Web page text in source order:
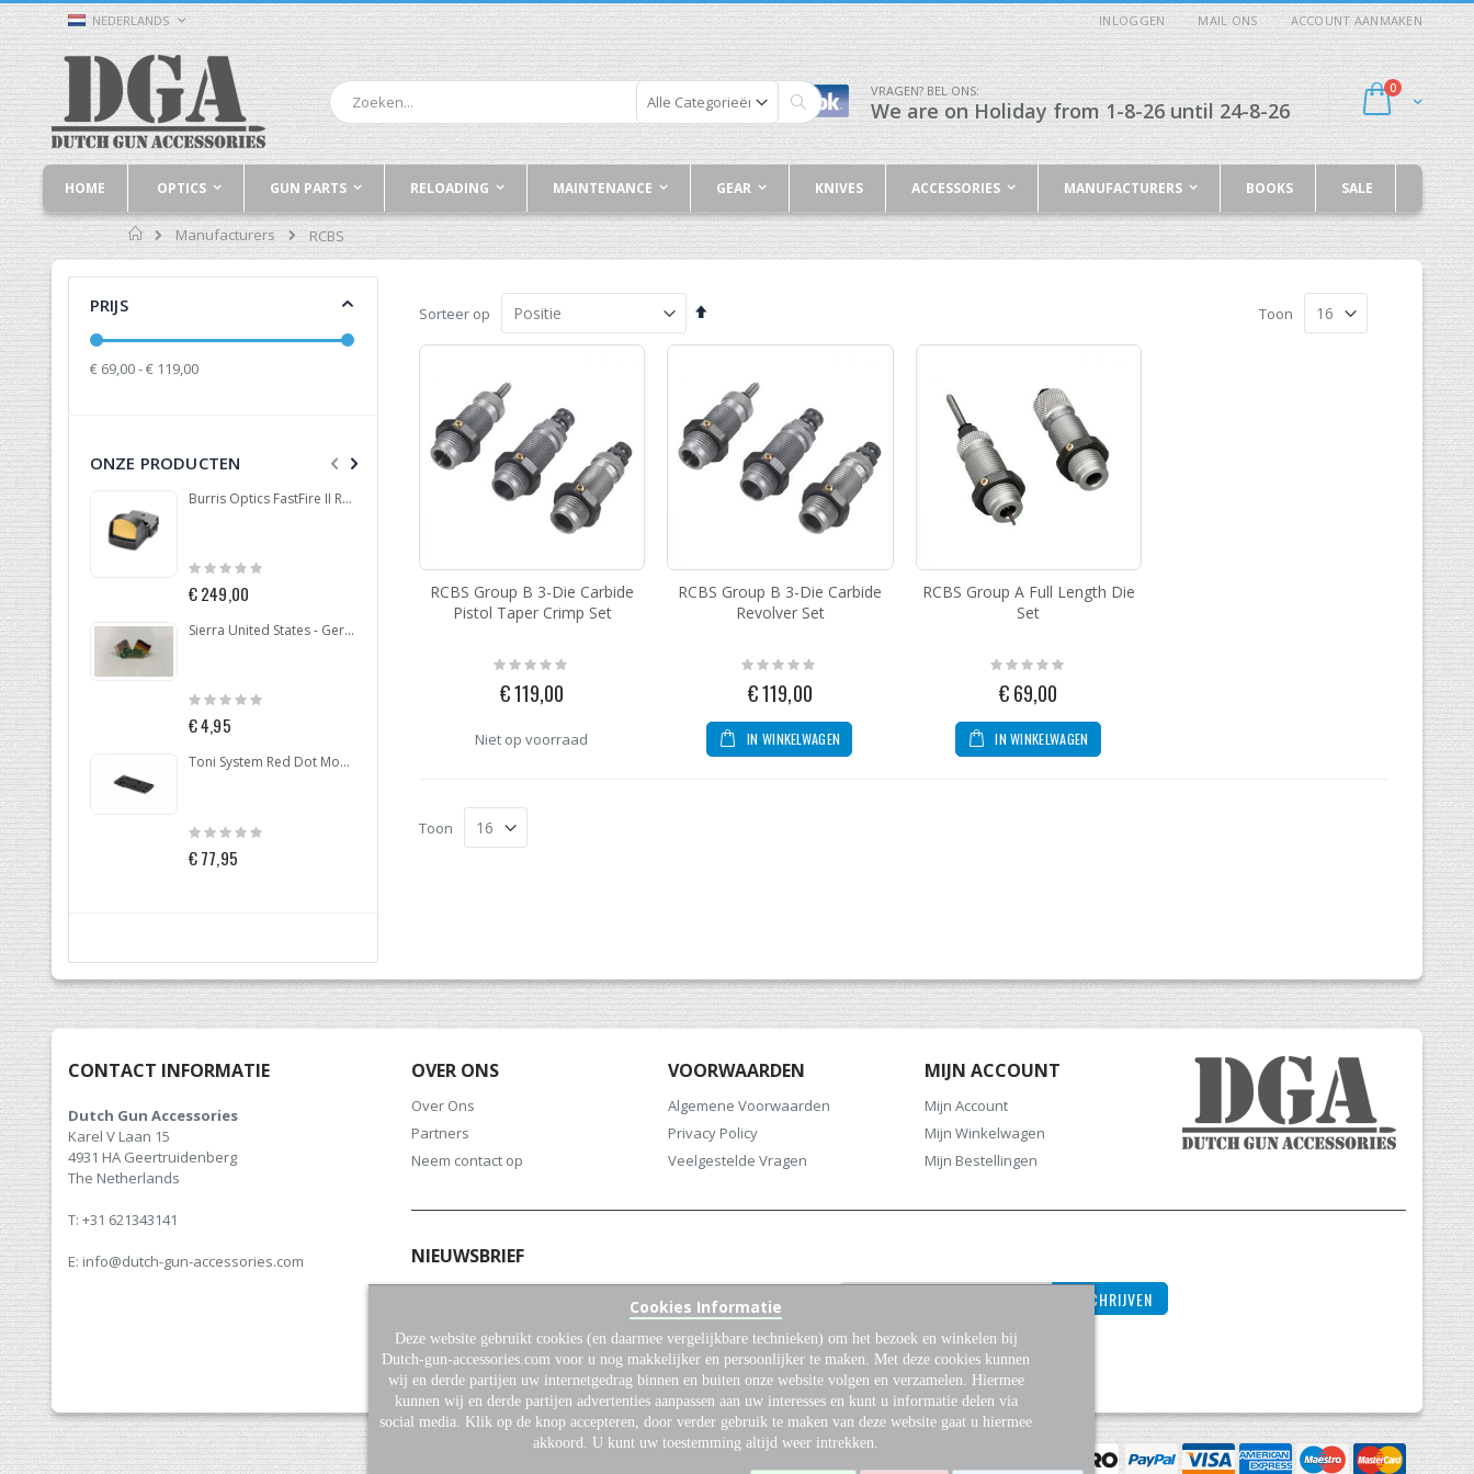
Ga
naar
de
inhoud
TAALNEDERLANDS INLOGGEN MAIL ONS ACCOUNT AANMAKEN
Cart
0producten
Zoek
Zoek
VRAGEN? BEL ONS:
We are on Holiday from 1-8-26 until 24-8-26
HOME OPTICS GUN PARTS RELOADING MAINTENANCE GEAR KNIVES ACCESSORIES MANUFACTURERS BOOKS SALE
Home
Manufacturers RCBS
Sorteer op
Van
naar
sorteren
Toon
RCBS Group B 3-Die Carbide
Pistol Taper Crimp Set
Rating:
0%
€ 119,00
Niet op voorraad
RCBS Group B 3-Die Carbide
Revolver Set
Rating:
0%
€ 119,00
IN WINKELWAGEN
RCBS Group A Full Length Die
Set
Rating:
0%
€ 69,00
IN WINKELWAGEN
Toon
PRIJS
€ 69,00 - € 119,00
ONZE PRODUCTEN
Burris Optics FastFire II Red Dot 4MOA
Rating:
0%
€ 249,00
Sierra United States - Germany Pin
Rating:
€ 4,95
Toni System Red Dot Mount for Beretta 92-96-98
Rating:
0%
€ 77,95
Rating:
€ 29,95
Rating:
0%
CONTACT INFORMATIE
Dutch Gun Accessories
Karel V Laan 15
4931 HA Geertruidenberg
The Netherlands
T: +31 621343141
E: info@dutch-gun-accessories.com
OVER ONS
Over Ons
Partners
Neem contact op
VOORWAARDEN
Algemene Voorwaarden
Privacy Policy
Veelgestelde Vragen
MIJN ACCOUNT
Mijn Account
Mijn Winkelwagen
Mijn Bestellingen
NIEUWSBRIEF
hoogte van het laatste nieuws en aanbiedingen.
Abonneer
u
op
onze
nieuwsbrief
INSCHRIJVEN
© 2026 Dutch Gun Accessories. Alle rechten voorbehouden.
Cookies Informatie
Deze website gebruikt cookies (en daarmee vergelijkbare technieken) om het bezoek en winkelen bij
Dutch-gun-accessories.com voor u nog makkelijker en persoonlijker te maken. Met deze cookies kunnen
wij en derde partijen uw internetgedrag binnen en buiten onze website volgen en verzamelen. Hiermee
kunnen wij en derde partijen advertenties aanpassen aan uw interesses en kunt u informatie delen via
social media. Klik op de knop accepteren, door verder gebruik te maken van deze website gaat u hiermee
akkoord. U kunt uw toestemming altijd weer intrekken.